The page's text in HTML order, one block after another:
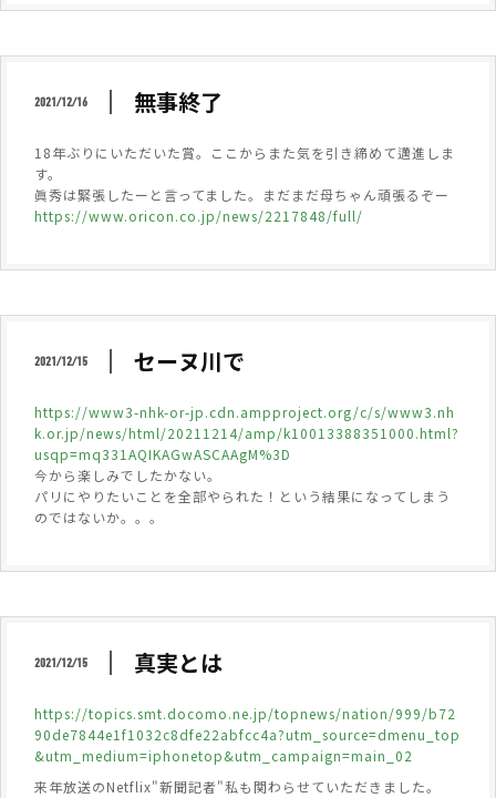
2021/12/16 無事終了
18年ぶりにいただいた賞。ここからまた気を引き締めて邁進しま
す。
眞秀は緊張したーと言ってました。まだまだ母ちゃん頑張るぞー
https://www.oricon.co.jp/news/2217848/full/
2021/12/15 セーヌ川で
https://www3-nhk-or-jp.cdn.ampproject.org/c/s/www3.nh
k.or.jp/news/html/20211214/amp/k10013388351000.html?
usqp=mq331AQIKAGwASCAAgM%3D
今から楽しみでしたかない。
パリにやりたいことを全部やられた！という結果になってしまう
のではないか。。。
2021/12/15 真実とは
https://topics.smt.docomo.ne.jp/topnews/nation/999/b72
90de7844e1f1032c8dfe22abfcc4a?utm_source=dmenu_top
&utm_medium=iphonetop&utm_campaign=main_02
来年放送のNetflix"新聞記者"私も関わらせていただきました。